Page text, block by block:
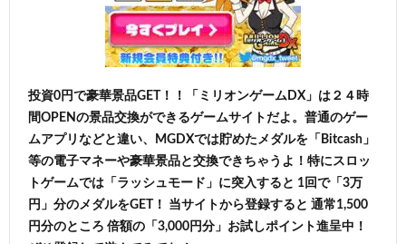
投資0円で豪華景品GET！！「ミリオンゲームDX」は２４時
間OPENの景品交換ができるゲームサイトだよ。普通のゲー
ムアプリなどと違い、MGDXでは貯めたメダルを「Bitcash」
等の電子マネーや豪華景品と交換できちゃうよ！特にスロッ
トゲームでは「ラッシュモード」に突入すると 1回で「3万
円」分のメダルをGET！ 当サイトから登録すると 通常1,500
円分のところ 倍額の「3,000円分」お試しポイント進呈中！